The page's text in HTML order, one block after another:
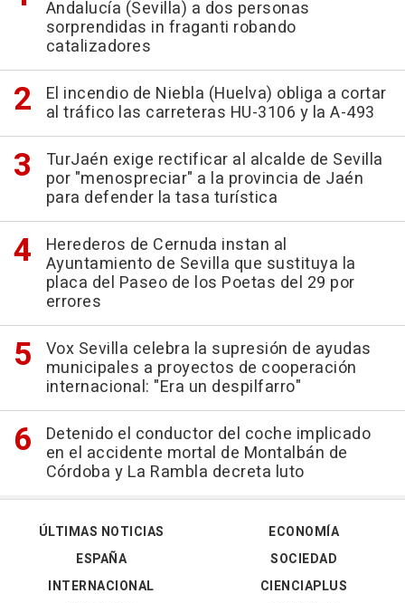
Andalucía (Sevilla) a dos personas
sorprendidas in fraganti robando
catalizadores
El incendio de Niebla (Huelva) obliga a cortar
al tráfico las carreteras HU-3106 y la A-493
TurJaén exige rectificar al alcalde de Sevilla
por "menospreciar" a la provincia de Jaén
para defender la tasa turística
Herederos de Cernuda instan al
Ayuntamiento de Sevilla que sustituya la
placa del Paseo de los Poetas del 29 por
errores
Vox Sevilla celebra la supresión de ayudas
municipales a proyectos de cooperación
internacional: "Era un despilfarro"
Detenido el conductor del coche implicado
en el accidente mortal de Montalbán de
Córdoba y La Rambla decreta luto
ÚLTIMAS NOTICIAS
ESPAÑA
INTERNACIONAL
ECONOMÍA
SOCIEDAD
CIENCIAPLUS